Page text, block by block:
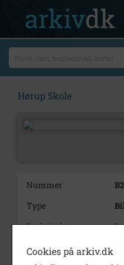
Hørup Skole
Nummer
Type
Beskrivelse
Årstal
Cookies på arkiv.dk